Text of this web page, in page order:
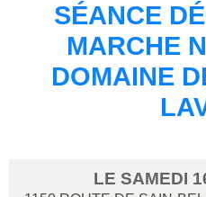
SÉANCE
MARCHE
DOMAINE
LE SAMEDI